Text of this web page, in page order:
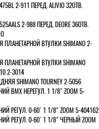
2-911 ПЕРЕД. ALIVIO 32ОТВ.
2-988 ПЕРЕД. DEORE 36ОТВ.
ВТУЛКИ SHIMANO 2-
ВТУЛКИ SHIMANO
2-3014
SHIMANO TOURNEY 2-5056
BMX НЕРЕГУЛ. 1 1/8" ZOOM 5-
РЕГУЛ. 0-60` 1 1/8" ZOOM 5-404162
РЕГУЛ. 0-60` 1 1/8" ЧЕРНЫЙ ZOOM